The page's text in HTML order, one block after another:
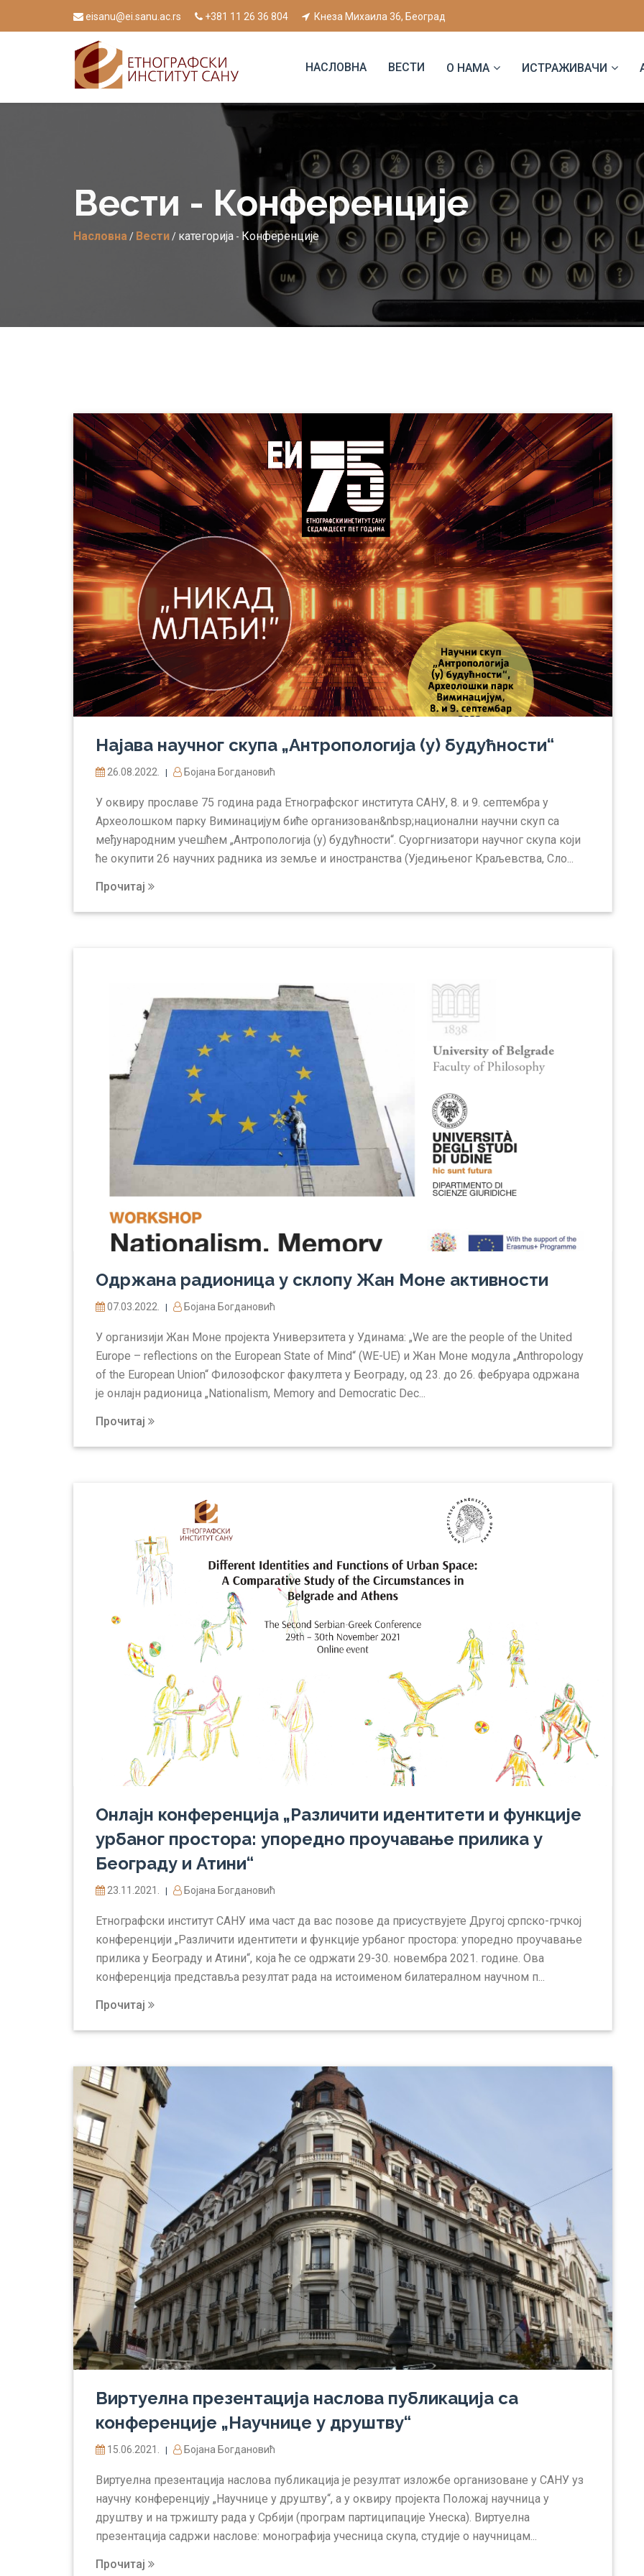
eisanu@ei.sanu.ac.rs +381 11 26 36 804 Кнеза Михаила 36, Београд
НАСЛОВНА ВЕСТИ О НАМА ИСТРАЖИВАЧИ
Вести - Конференције
Насловна / Вести/ категорија - Конференције
Најава научног скупа „Антропологија (у) будућности“
26.08.2022. | Бојана Богдановић
У оквиру прославе 75 година рада Етнографског института САНУ, 8. и 9. септембра у
Археолошком парку Виминацијум биће организован&nbsp;национални научни скуп са
међународним учешћем „Антропологија (у) будућности“. Суоргнизатори научног скупа који
ће окупити 26 научних радника из земље и иностранства (Уједињеног Краљевства, Сло...
Прочитај
Одржана радионица у склопу Жан Моне активности
07.03.2022. | Бојана Богдановић
У организији Жан Моне пројекта Универзитета у Удинама: „We are the people of the United
Europe – reflections on the European State of Mind“ (WE-UE) и Жан Моне модула „Anthropology
of the European Union“ Филозофског факултета у Београду, од 23. до 26. фебруара одржана
је онлајн радионица „Nationalism, Memory and Democratic Dec...
Прочитај
Онлајн конференција „Различити идентитети и функције
урбаног простора: упоредно проучавање прилика у
Београду и Атини“
23.11.2021. | Бојана Богдановић
Етнографски институт САНУ има част да вас позове да присуствујете Другој српско-грчкој
конференцији „Различити идентитети и функције урбаног простора: упоредно проучавање
прилика у Београду и Атини“, којa ће се одржати 29-30. новембра 2021. године. Ова
конференција представља резултат рада на истоименом билатералном научном п...
Прочитај
Виртуелна презентација наслова публикација са
конференције „Научнице у друштву“
15.06.2021. | Бојана Богдановић
Виртуелна презентација наслова публикација је резултат изложбе организоване у САНУ уз
научну конференцију „Научнице у друштву“, а у оквиру пројекта Положај научница у
друштву и на тржишту рада у Србији (програм партиципације Унеска). Виртуелна
презентација садржи наслове: монографија учесница скупа, студије о научницам...
Прочитај